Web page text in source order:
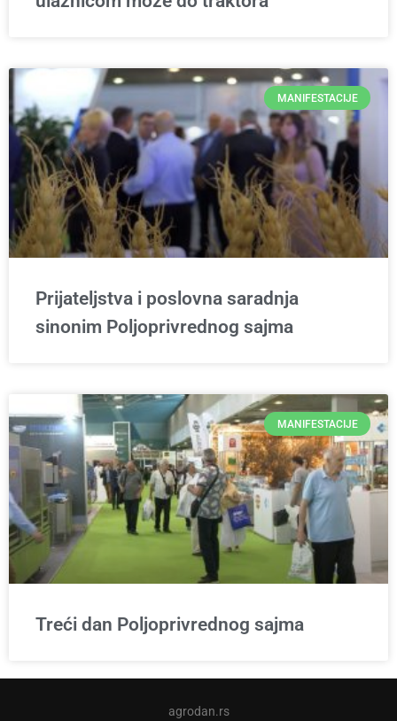
MANIFESTACIJE
Prijateljstva i poslovna saradnja
sinonim Poljoprivrednog sajma
MANIFESTACIJE
Treći dan Poljoprivrednog sajma
agrodan.rs